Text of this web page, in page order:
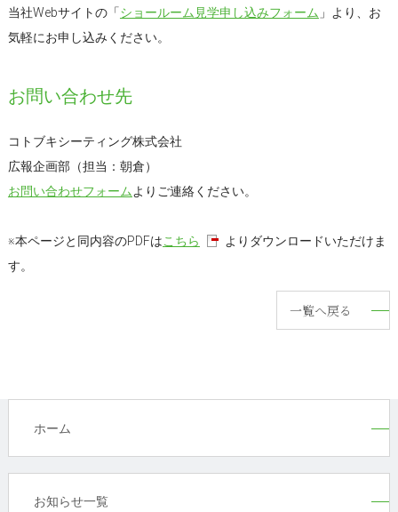
当社Webサイトの「ショールーム見学申し込みフォーム 」より、お
気軽にお申し込みください。
お問い合わせ先
コトブキシーティング株式会社
広報企画部（担当：朝倉）
お問い合わせフォーム よりご連絡ください。
※本ページと同内容のPDFはこちら
よりダウンロードいただけま
す。
一覧へ戻る
ホーム
お知らせ一覧